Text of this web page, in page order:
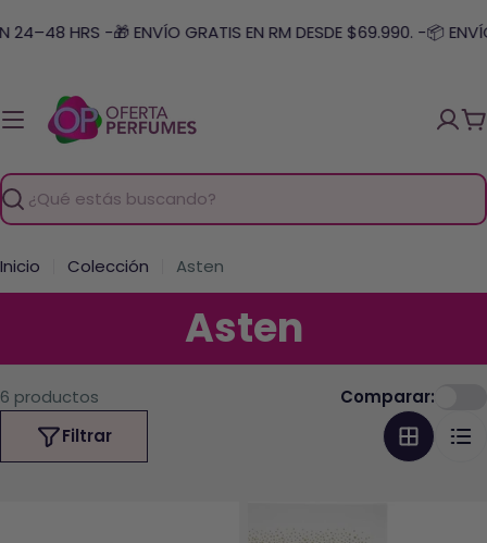
al 24–48 HRS -🎁 ENVÍO GRATIS EN RM DESDE $69.990. -📦
Buscar
Inicio Colección Asten
C
o
Asten
6 productos
Filtrar
Comparar: